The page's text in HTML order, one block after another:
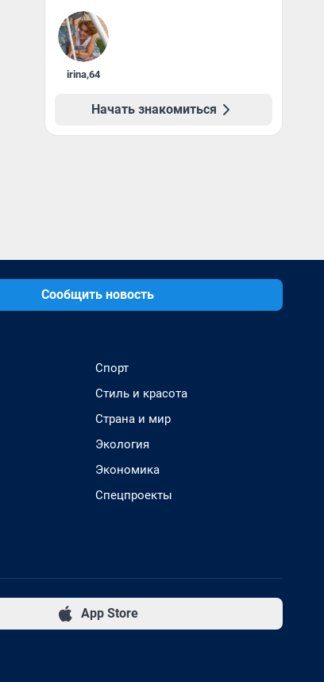
irina,64
Начать знакомиться
Сообщить новость
Спорт
Стиль и красота
Страна и мир
Экология
Экономика
Спецпроекты
App Store